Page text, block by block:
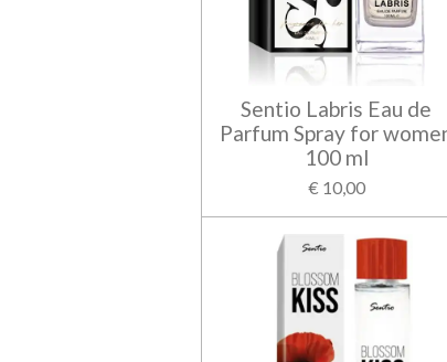
Sentio Labris Eau de
Parfum Spray for
100 ml
€ 10,00